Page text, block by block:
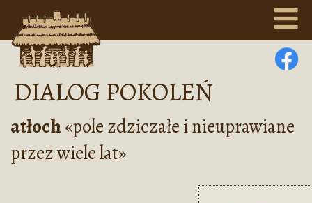
DIALOG POKOLEŃ
Teksty
Słowa
atłoch«pole zdziczałe i nieuprawiane
przez wiele lat»